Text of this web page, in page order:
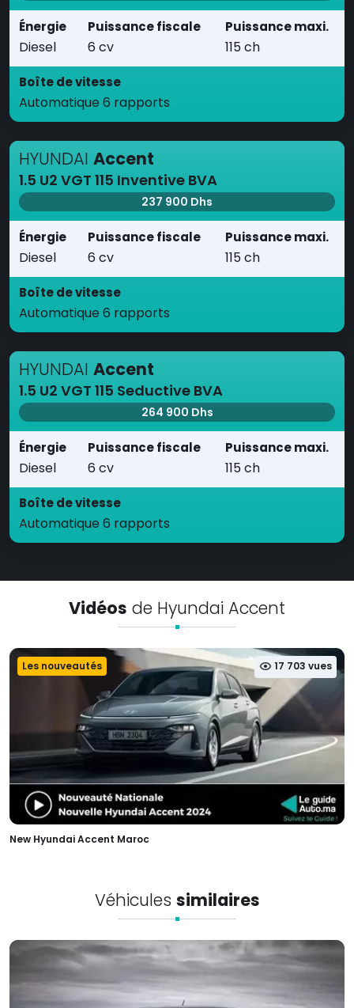
Énergie
Diesel
Puissance fiscale
6 cv
Puissance maxi.
115 ch
Boîte de vitesse
Automatique 6 rapports
HYUNDAI Accent
1.5 U2 VGT 115 Inventive BVA
237 900 Dhs
Énergie
Diesel
Puissance fiscale
6 cv
Puissance maxi.
115 ch
Boîte de vitesse
Automatique 6 rapports
HYUNDAI Accent
1.5 U2 VGT 115 Seductive BVA
264 900 Dhs
Énergie
Diesel
Puissance fiscale
6 cv
Puissance maxi.
115 ch
Boîte de vitesse
Automatique 6 rapports
Vidéos de Hyundai Accent
Les nouveautés 17 703 vues
New Hyundai Accent Maroc
Véhicules similaires